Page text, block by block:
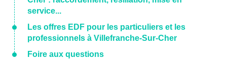
service...
Les offres EDF pour les particuliers et les
professionnels à Villefranche-Sur-Cher
Foire aux questions